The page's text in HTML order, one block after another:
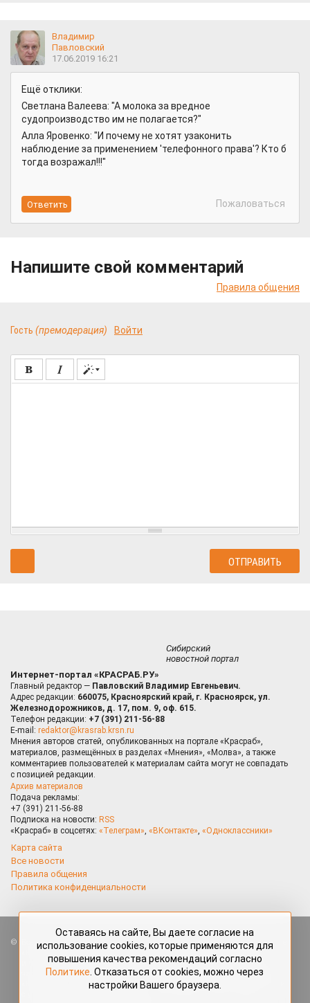
Владимир
Павловский
17.06.2019 16:21
Ещё отклики:
Светлана Валеева: "А молока за вредное
судопроизводство им не полагается?"
Алла Яровенко: "И почему не хотят узаконить
наблюдение за применением 'телефонного права'? Кто б
тогда возражал!!!"
Пожаловаться
Напишите свой комментарий
Правила общения
Гость (премодерация) Войти
Сибирский
новостной портал
Интернет-портал «КРАСРАБ.РУ»
Главный редактор — Павловский Владимир Евгеньевич.
Адрес редакции: 660075, Красноярский край, г. Красноярск, ул.
Железнодорожников, д. 17, пом. 9, оф. 615.
Телефон редакции: +7 (391) 211-56-88
E-mail: redaktor@krasrab.krsn.ru
Мнения авторов статей, опубликованных на портале «Красраб»,
материалов, размещённых в разделах «Мнения», «Молва», а также
комментариев пользователей к материалам сайта могут не совпадать
с позицией редакции.
Архив материалов
Подача рекламы:
+7 (391) 211-56-88
Подписка на новости: RSS
«Красраб» в соцсетях: «Телеграм», «ВКонтакте», «Одноклассники»
Карта сайта
Все новости
Правила общения
Политика конфиденциальности
Все права защищены. Любые материалы, размещённые на портале
«Красраб.ру» сотрудниками редакции, нештатными авторами
и читателями, являются объектами авторского права. Полное или
частичное использование материалов, размещённых на портале
«Красраб.ру», допускается только с письменного согласия редакции
Оставаясь на сайте, Вы даете согласие на
использование cookies, которые применяются для
повышения качества рекомендаций согласно
Политике . Отказаться от cookies, можно через
настройки Вашего браузера.